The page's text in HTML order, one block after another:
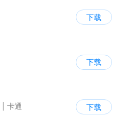
下载
下载
卡通
下载